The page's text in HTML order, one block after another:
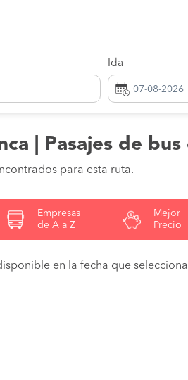
Ida
| Pasajes de
para esta ruta.
Empresas
de A a Z
Mejor
Precio
en la fecha que